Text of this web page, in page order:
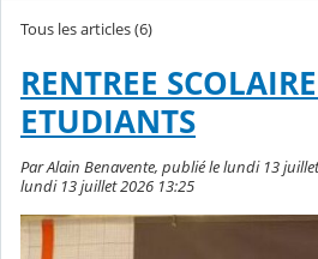
Tous les articles (6)
RENTREE
ETUDIANTS
Par Alain Benavente, publié le lundi 13
lundi 13 juillet 2026 13:25